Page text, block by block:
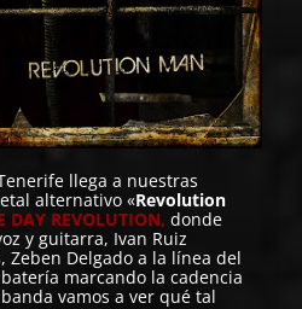
llega a nuestras
alternativo «Revolution
DAY REVOLUTION, donde
y guitarra, Ivan Ruiz
Zeben Delgado a la línea del
marcando la cadencia
vamos a ver qué tal